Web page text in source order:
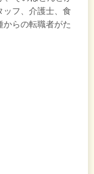
ッフ、介護士、食
らの転職者がた